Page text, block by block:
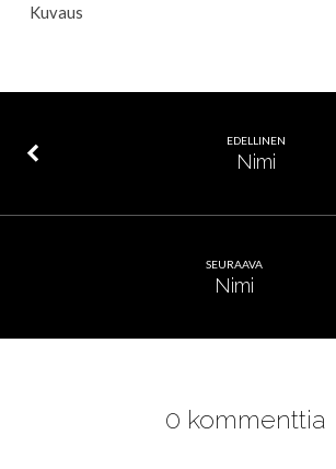
Kuvaus
EDELLINEN
Nimi
SEURAAVA
Nimi
0 kommenttia